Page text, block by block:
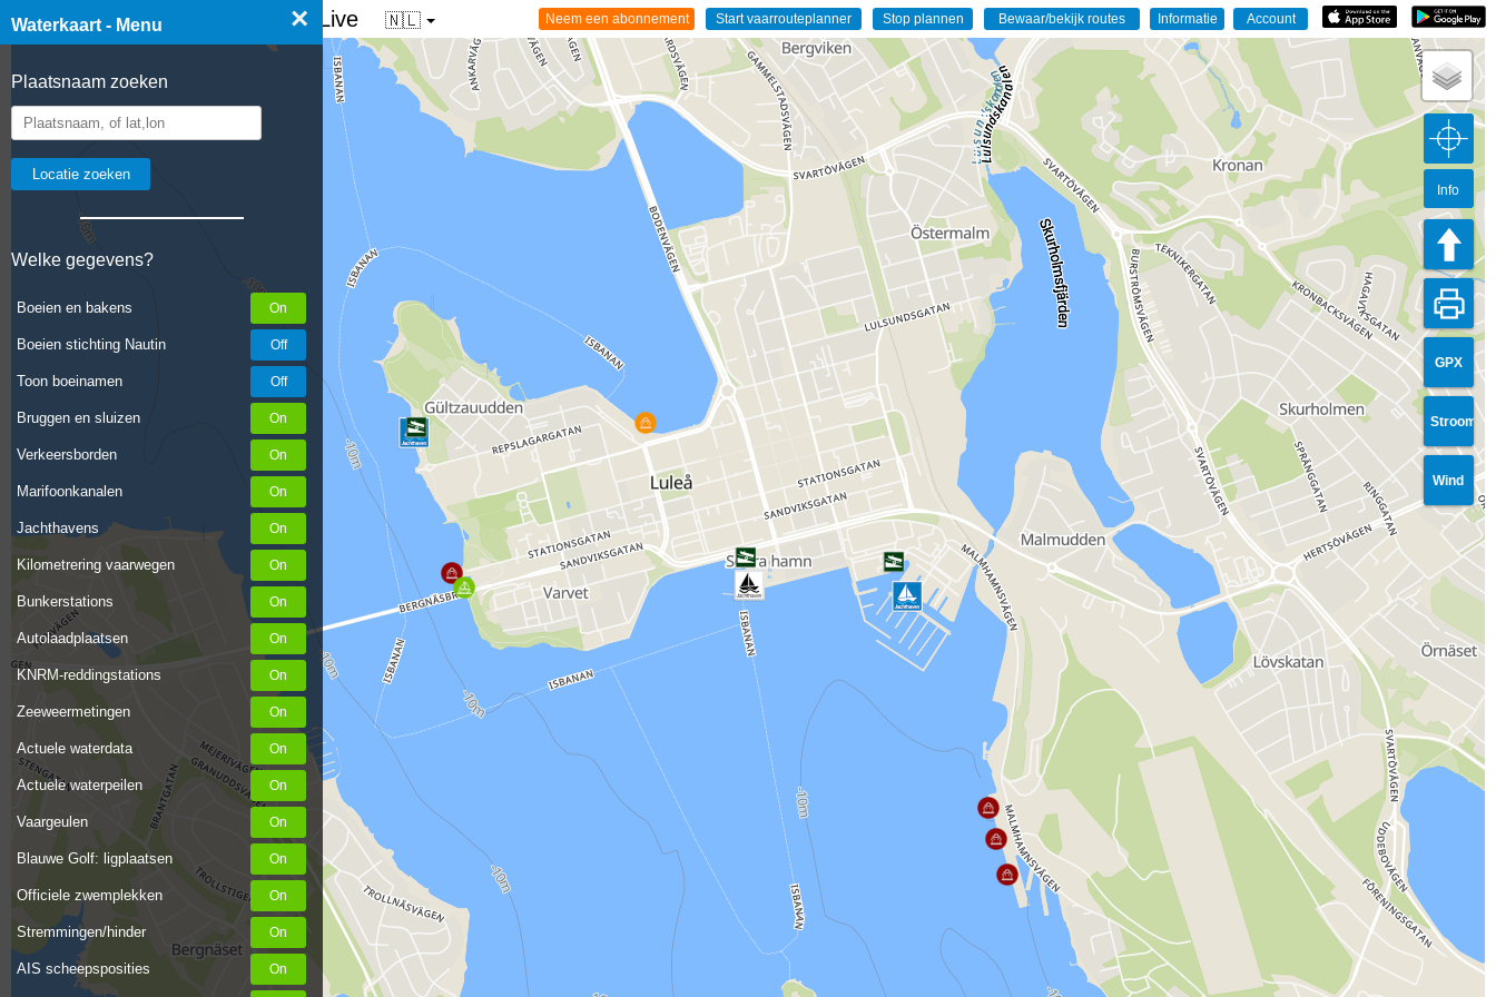
Waterkaart - Menu ×
Plaatsnaam zoeken
Welke gegevens?
Boeien en bakens
Boeien stichting Nautin
Toon boeinamen
Bruggen en sluizen
Verkeersborden
Marifoonkanalen
Jachthavens
Kilometrering vaarwegen
Bunkerstations
Autolaadplaatsen
KNRM-reddingstations
Zeeweermetingen
Actuele waterdata
Actuele waterpeilen
Vaargeulen
Blauwe Golf: ligplaatsen
Officiele zwemplekken
Stremmingen/hinder
AIS scheepsposities
☰ Waterkaart van Nederland - Live 🇳🇱
GPX
Stroom
Wind
Info